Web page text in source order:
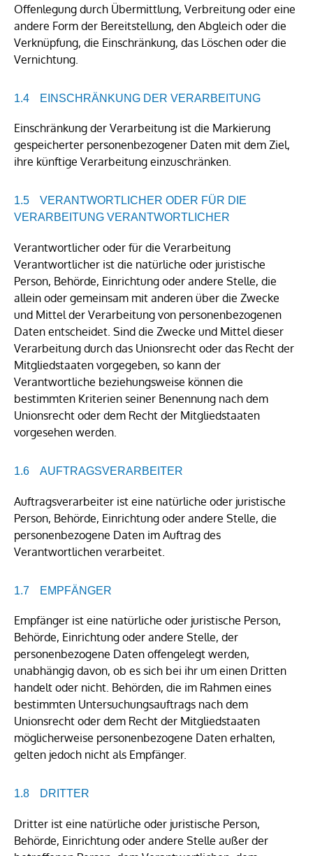
Offenlegung durch Übermittlung, Verbreitung oder eine
andere Form der Bereitstellung, den Abgleich oder die
Verknüpfung, die Einschränkung, das Löschen oder die
Vernichtung.
EINSCHRÄNKUNG DER VERARBEITUNG
Einschränkung der Verarbeitung ist die Markierung
gespeicherter personenbezogener Daten mit dem Ziel,
ihre künftige Verarbeitung einzuschränken.
VERANTWORTLICHER ODER FÜR DIE
VERARBEITUNG VERANTWORTLICHER
Verantwortlicher oder für die Verarbeitung
Verantwortlicher ist die natürliche oder juristische
Person, Behörde, Einrichtung oder andere Stelle, die
allein oder gemeinsam mit anderen über die Zwecke
und Mittel der Verarbeitung von personenbezogenen
Daten entscheidet. Sind die Zwecke und Mittel dieser
Verarbeitung durch das Unionsrecht oder das Recht der
Mitgliedstaaten vorgegeben, so kann der
Verantwortliche beziehungsweise können die
bestimmten Kriterien seiner Benennung nach dem
Unionsrecht oder dem Recht der Mitgliedstaaten
vorgesehen werden.
AUFTRAGSVERARBEITER
Auftragsverarbeiter ist eine natürliche oder juristische
Person, Behörde, Einrichtung oder andere Stelle, die
personenbezogene Daten im Auftrag des
Verantwortlichen verarbeitet.
EMPFÄNGER
Empfänger ist eine natürliche oder juristische Person,
Behörde, Einrichtung oder andere Stelle, der
personenbezogene Daten offengelegt werden,
unabhängig davon, ob es sich bei ihr um einen Dritten
handelt oder nicht. Behörden, die im Rahmen eines
bestimmten Untersuchungsauftrags nach dem
Unionsrecht oder dem Recht der Mitgliedstaaten
möglicherweise personenbezogene Daten erhalten,
gelten jedoch nicht als Empfänger.
DRITTER
Dritter ist eine natürliche oder juristische Person,
Behörde, Einrichtung oder andere Stelle außer der